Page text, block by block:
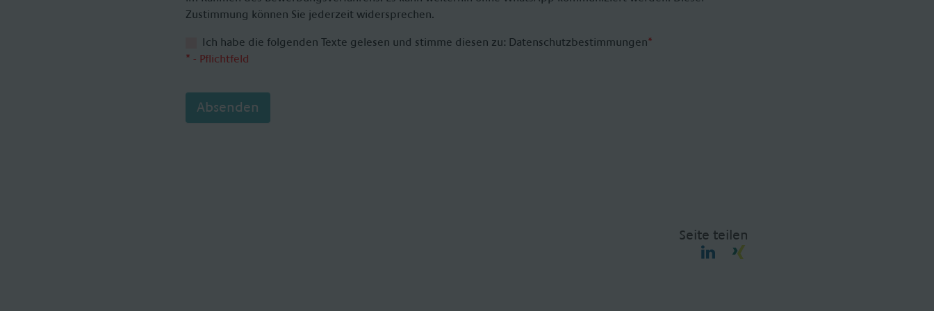
Zustimmung können Sie jederzeit widersprechen.
*
Ich habe die folgenden Texte gelesen und stimme diesen zu: Datenschutzbestimmungen
* - Pflichtfeld
Absenden
Seite teilen